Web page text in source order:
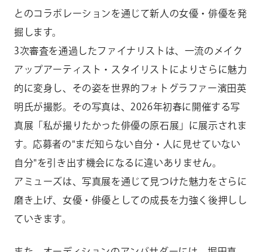
とのコラボレーションを通じて新人の女優・俳優を発
掘します。
3次審査を通過したファイナリストは、一流のメイク
アップアーティスト・スタイリストによりさらに魅力
的に変身し、その姿を世界的フォトグラファー濱田英
明氏が撮影。その写真は、2026年初春に開催する写
真展「私が撮りたかった俳優の原石展」に展示されま
す。応募者の"まだ知らない自分・人に見せていない
自分"を引き出す機会になるに違いありません。
アミューズは、写真展を通じて見つけた魅力をさらに
磨き上げ、女優・俳優としての成長を力強く後押しし
ていきます。